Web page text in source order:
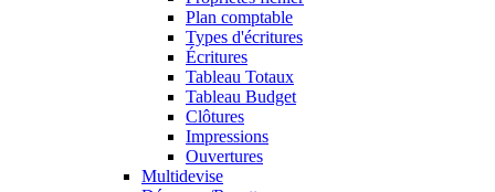
Plan comptable
Types d'écritures
Écritures
Tableau Totaux
Tableau Budget
Clôtures
Impressions
Ouvertures
Multidevise